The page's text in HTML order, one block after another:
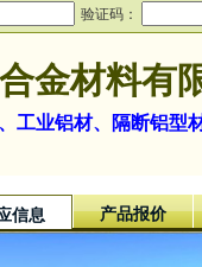
验证码：
金材料有
工业铝材、隔断铝型
信息 产品报价